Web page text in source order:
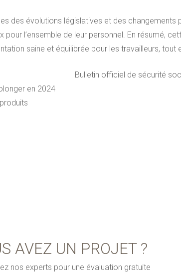
des évolutions législatives et des
l’ensemble de leur personnel. En résumé,
saine et équilibrée pour les travailleurs, tout
en 2024
Bulletin officiel de sécurité
AVEZ UN PROJET ?
nos experts pour une évaluation gratuite